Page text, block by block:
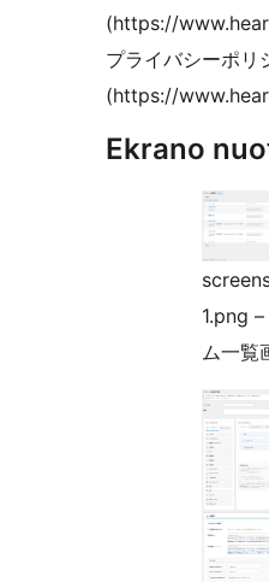
(https://
プライバシーポリ
(https://
Ekrano
1.png
ム一覧